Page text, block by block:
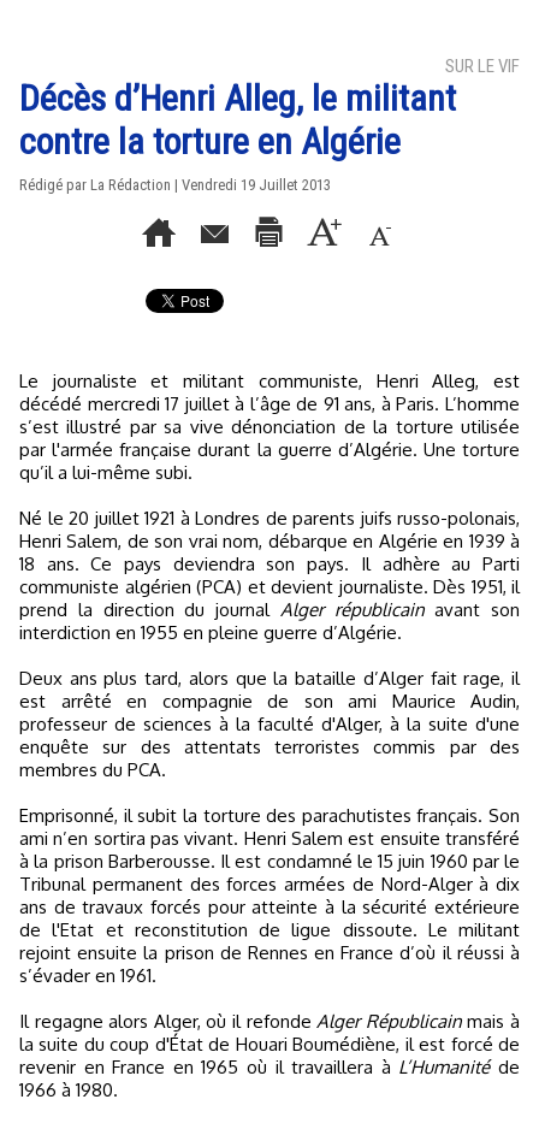
SUR LE VIF
Décès d’Henri Alleg, le militant
contre la torture en Algérie
Rédigé par La Rédaction | Vendredi 19 Juillet 2013
Le journaliste et militant communiste, Henri Alleg, est
décédé mercredi 17 juillet à l’âge de 91 ans, à Paris. L’homme
s’est illustré par sa vive dénonciation de la torture utilisée
par l'armée française durant la guerre d’Algérie. Une torture
qu’il a lui-même subi.
Né le 20 juillet 1921 à Londres de parents juifs russo-polonais,
Henri Salem, de son vrai nom, débarque en Algérie en 1939 à
18 ans. Ce pays deviendra son pays. Il adhère au Parti
communiste algérien (PCA) et devient journaliste. Dès 1951, il
prend la direction du journal Alger républicainavant son
interdiction en 1955 en pleine guerre d’Algérie.
Deux ans plus tard, alors que la bataille d’Alger fait rage, il
est arrêté en compagnie de son ami Maurice Audin,
professeur de sciences à la faculté d'Alger, à la suite d'une
enquête sur des attentats terroristes commis par des
membres du PCA.
Emprisonné, il subit la torture des parachutistes français. Son
ami n’en sortira pas vivant. Henri Salem est ensuite transféré
à la prison Barberousse. Il est condamné le 15 juin 1960 par le
Tribunal permanent des forces armées de Nord-Alger à dix
ans de travaux forcés pour atteinte à la sécurité extérieure
de l'Etat et reconstitution de ligue dissoute. Le militant
rejoint ensuite la prison de Rennes en France d’où il réussi à
s’évader en 1961.
Il regagne alors Alger, où il refondeAlger Républicainmais à
la suite du coup d'État de Houari Boumédiène, il est forcé de
revenir en France en 1965 où il travaillera à L’Humanitéde
1966 à 1980.